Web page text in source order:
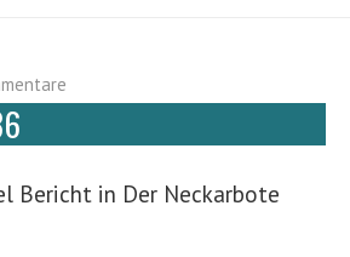
Bericht in Der Neckarbote